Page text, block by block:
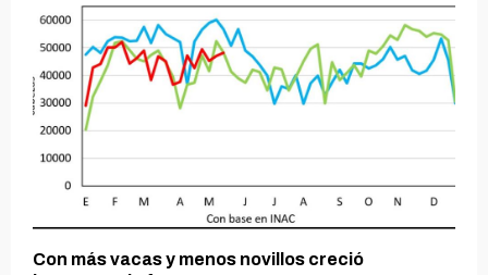
Con más vacas y menos novillos creció